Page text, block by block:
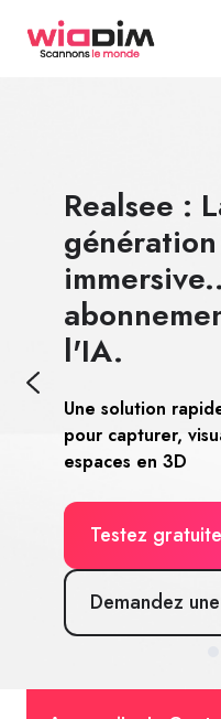
Scannez,
en quelques
professionne
Realsee :
l'IA.
Une solution
pour capturer,
espaces en 3D
Testez
Demandez
Professionnels,
Grands Comptes...
Achetez tous les
et profitez de nos